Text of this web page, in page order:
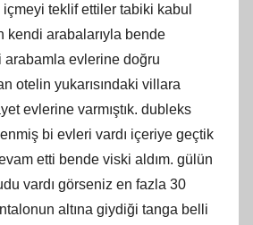
teklif ettiler tabiki kabul
kendi arabalarıyla bende
arabamla evlerine doğru
otelin yukarısındaki villara
evlerine varmıştık. dubleks
bi evleri vardı içeriye geçtik
etti bende viski aldım. gülün
vardı görseniz en fazla 30
altına giydiği tanga belli